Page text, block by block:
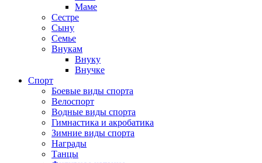
Маме
Сестре
Сыну
Семье
Внукам
Внуку
Внучке
Спорт
Боевые виды спорта
Велоспорт
Водные виды спорта
Гимнастика и акробатика
Зимние виды спорта
Награды
Танцы